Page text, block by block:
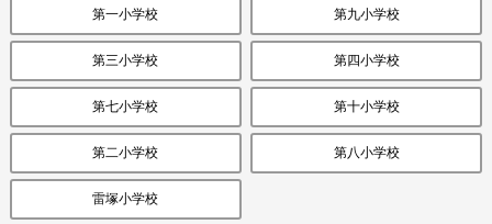
第一小学校 第九小学校
第三小学校 第四小学校
第七小学校 第十小学校
第二小学校 第八小学校
雷塚小学校